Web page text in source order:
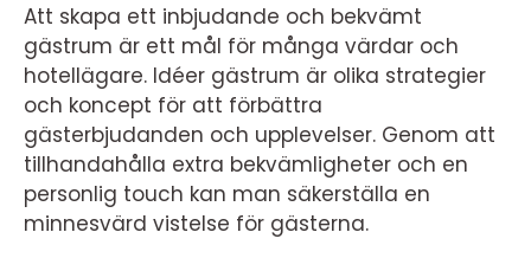
Att skapa ett inbjudande och bekvämt
gästrum är ett mål för många värdar och
hotellägare. Idéer gästrum är olika strategier
och koncept för att förbättra
gästerbjudanden och upplevelser. Genom att
tillhandahålla extra bekvämligheter och en
personlig touch kan man säkerställa en
minnesvärd vistelse för gästerna.